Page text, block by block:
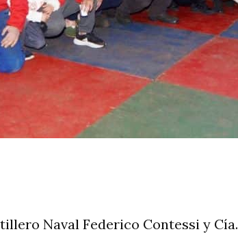
Naval Federico Contessi y Cía.